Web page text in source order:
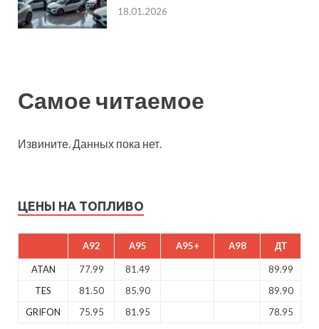
18.01.2026
Самое читаемое
Извините. Данных пока нет.
ЦЕНЫ НА ТОПЛИВО
A92 A95 A95+ A98 ДТ
ATAN 77.99 81.49
89.99
TES
81.50 85.90
89.90
GRIFON
75.95 81.95 78.95